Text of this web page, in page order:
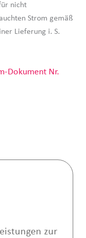
nicht
Strom gemäß
Lieferung i. S.
Dokument Nr.
zur